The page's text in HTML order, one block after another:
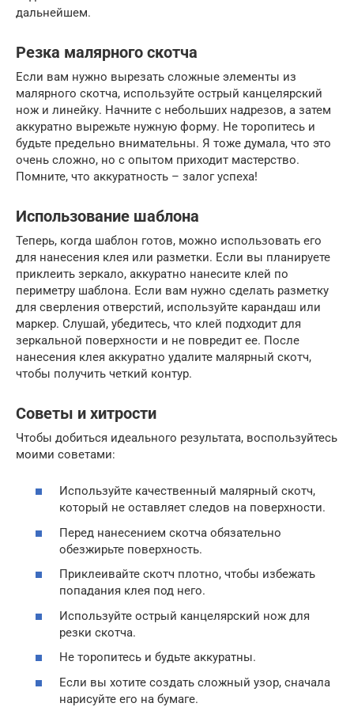
дальнейшем.
Резка малярного скотча
Если вам нужно вырезать сложные элементы из
малярного скотча, используйте острый канцелярский
нож и линейку. Начните с небольших надрезов, а затем
аккуратно вырежьте нужную форму. Не торопитесь и
будьте предельно внимательны. Я тоже думала, что это
очень сложно, но с опытом приходит мастерство.
Помните, что аккуратность – залог успеха!
Использование шаблона
Теперь, когда шаблон готов, можно использовать его
для нанесения клея или разметки. Если вы планируете
приклеить зеркало, аккуратно нанесите клей по
периметру шаблона. Если вам нужно сделать разметку
для сверления отверстий, используйте карандаш или
маркер. Слушай, убедитесь, что клей подходит для
зеркальной поверхности и не повредит ее. После
нанесения клея аккуратно удалите малярный скотч,
чтобы получить четкий контур.
Советы и хитрости
Чтобы добиться идеального результата, воспользуйтесь
моими советами:
Используйте качественный малярный скотч,
который не оставляет следов на поверхности.
Перед нанесением скотча обязательно
обезжирьте поверхность.
Приклеивайте скотч плотно, чтобы избежать
попадания клея под него.
Используйте острый канцелярский нож для
резки скотча.
Не торопитесь и будьте аккуратны.
Если вы хотите создать сложный узор, сначала
нарисуйте его на бумаге.